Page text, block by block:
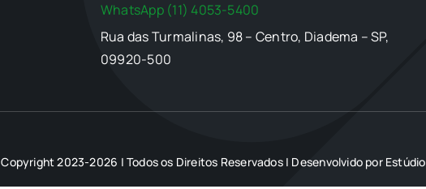
WhatsApp (11) 4053-5400
Rua das Turmalinas, 98 – Centro, Diadema – SP,
09920-500
Copyright 2023-2026 | Todos os Direitos Reservados | Desenvolvido por